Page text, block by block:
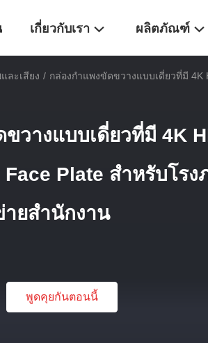
เกี่ยวกับเรา ผลิตภัณฑ์
ละเสียง / กล่องกําแพงขัดขวางแบบเดี่ยวที่มี
วางแบบเดี่ยวที่มี 4K
Plate สําหรับโรง
ยสํานักงาน
พูดคุยกันตอนนี้